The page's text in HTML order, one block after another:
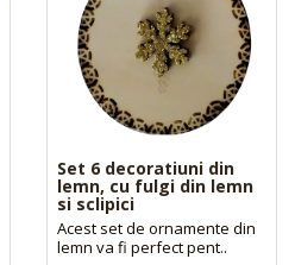
Set 6 decoratiuni din
lemn, cu fulgi din lemn
si sclipici
Acest set de ornamente din
lemn va fi perfect pent..